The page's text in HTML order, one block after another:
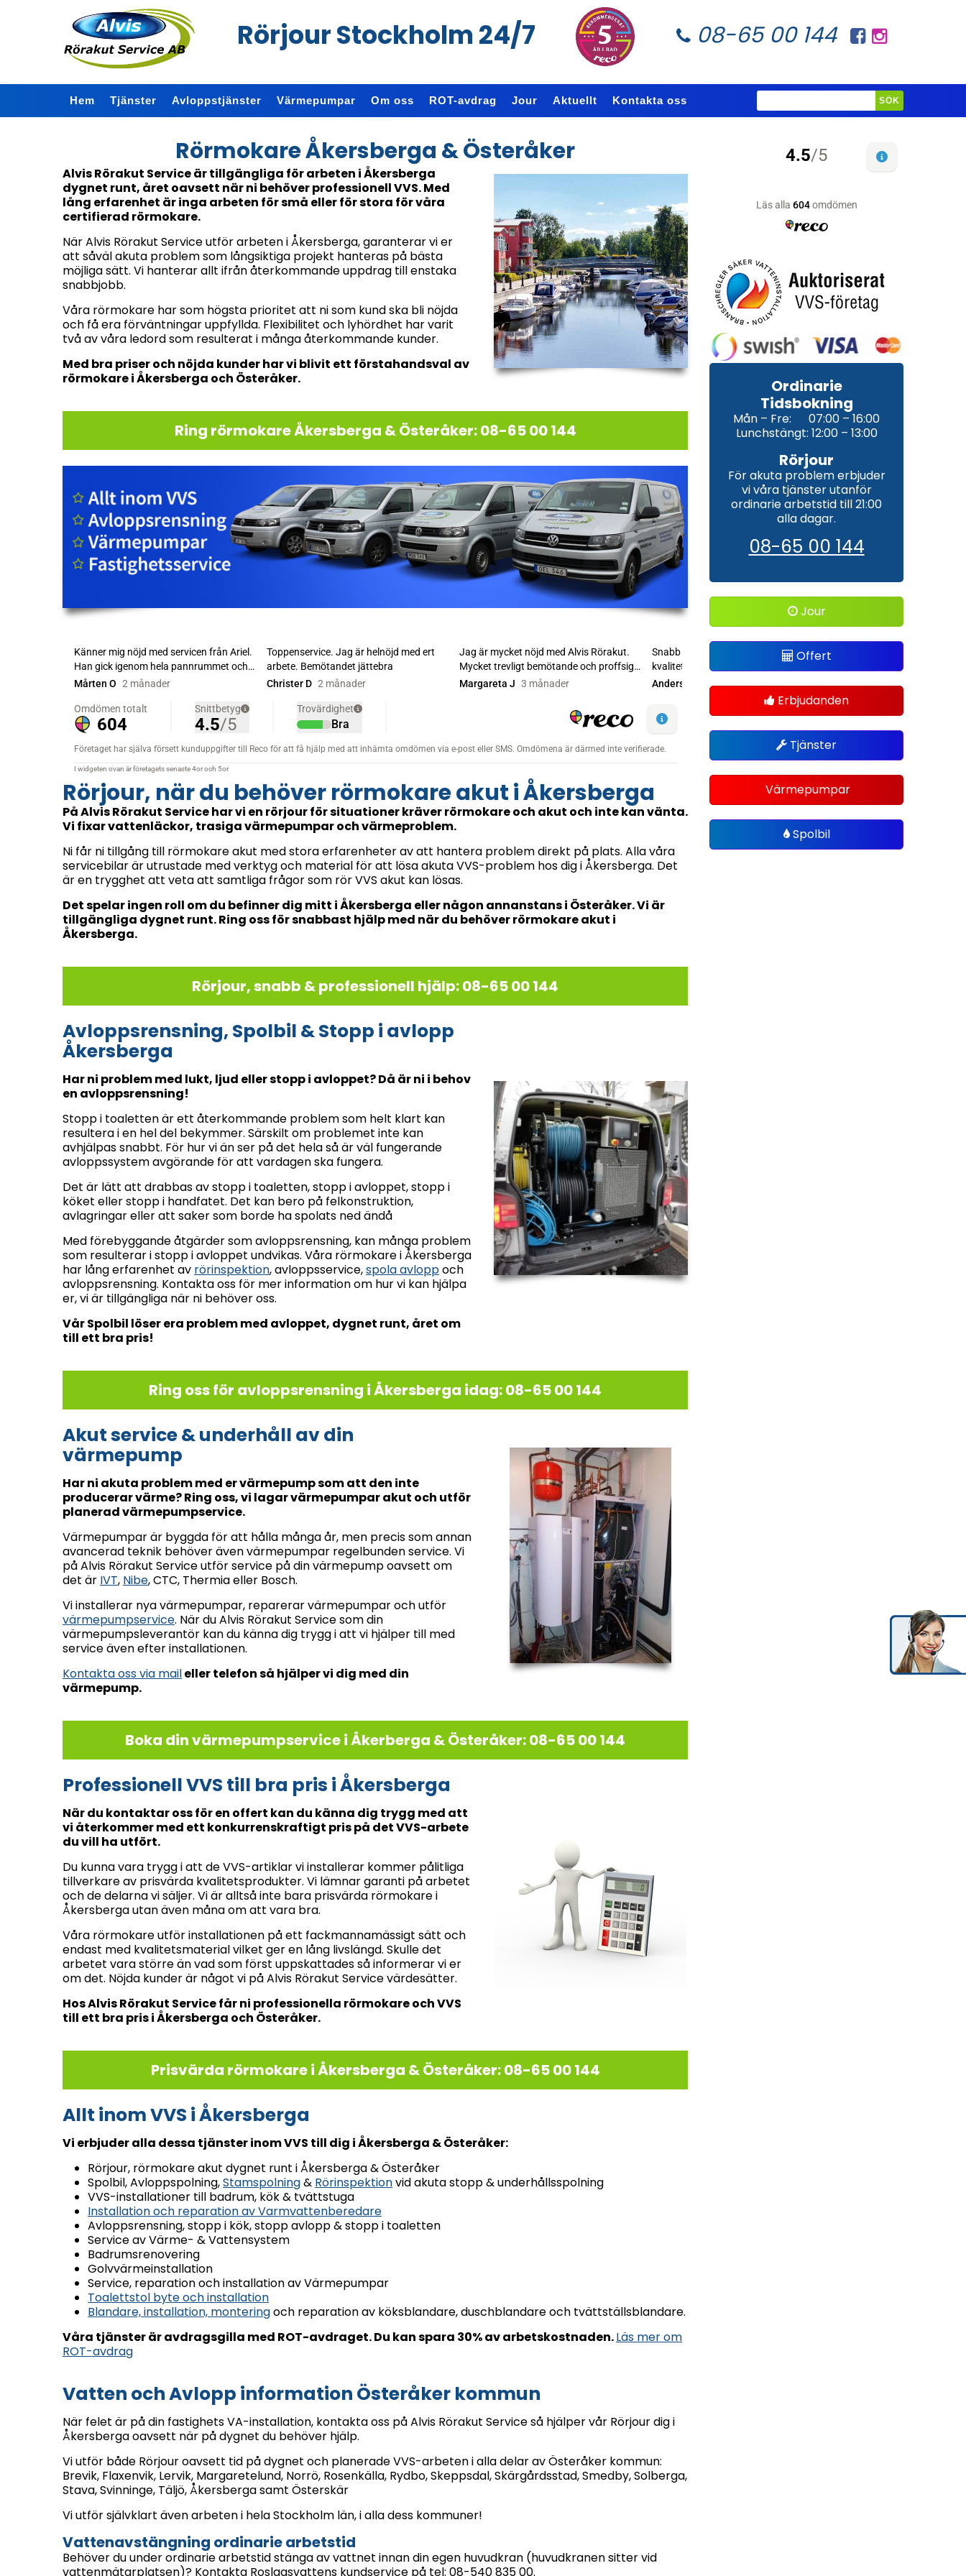
Rörjour Stockholm 24/7 08-65 00 144
Hem Tjänster Avloppstjänster Värmepumpar Om oss ROT-avdrag Jour Aktuellt Kontakta oss
Rörmokare Åkersberga & Österåker
Alvis Rörakut Service är tillgängliga för arbeten i Åkersberga
dygnet runt, året oavsett när ni behöver professionell VVS. Med
lång erfarenhet är inga arbeten för små eller för stora för våra
certifierad rörmokare.
När Alvis Rörakut Service utför arbeten i Åkersberga, garanterar vi er
att såväl akuta problem som långsiktiga projekt hanteras på bästa
möjliga sätt. Vi hanterar allt ifrån återkommande uppdrag till enstaka
snabbjobb.
Våra rörmokare har som högsta prioritet att ni som kund ska bli nöjda
och få era förväntningar uppfyllda. Flexibilitet och lyhördhet har varit
två av våra ledord som resulterat i många återkommande kunder.
Med bra priser och nöjda kunder har vi blivit ett förstahandsval av
rörmokare i Åkersberga och Österåker.
Ring rörmokare Åkersberga & Österåker: 08-65 00 144
Rörjour, när du behöver rörmokare akut i Åkersberga
På Alvis Rörakut Service har vi en rörjour för situationer kräver rörmokare och akut och inte kan vänta.
Vi fixar vattenläckor, trasiga värmepumpar och värmeproblem.
Ni får ni tillgång till rörmokare akut med stora erfarenheter av att hantera problem direkt på plats. Alla våra
servicebilar är utrustade med verktyg och material för att lösa akuta VVS-problem hos dig i Åkersberga. Det
är en trygghet att veta att samtliga frågor som rör VVS akut kan lösas.
Det spelar ingen roll om du befinner dig mitt i Åkersberga eller någon annanstans i Österåker. Vi är
tillgängliga dygnet runt. Ring oss för snabbast hjälp med när du behöver rörmokare akut i
Åkersberga.
Rörjour, snabb & professionell hjälp: 08-65 00 144
Avloppsrensning, Spolbil & Stopp i avlopp
Åkersberga
Har ni problem med lukt, ljud eller stopp i avloppet? Då är ni i behov
en avloppsrensning!
Stopp i toaletten är ett återkommande problem som helt klart kan
resultera i en hel del bekymmer. Särskilt om problemet inte kan
avhjälpas snabbt. För hur vi än ser på det hela så är väl fungerande
avloppssystem avgörande för att vardagen ska fungera.
Det är lätt att drabbas av stopp i toaletten, stopp i avloppet, stopp i
köket eller stopp i handfatet. Det kan bero på felkonstruktion,
avlagringar eller att saker som borde ha spolats ned ändå
Med förebyggande åtgärder som avloppsrensning, kan många problem
som resulterar i stopp i avloppet undvikas. Våra rörmokare i Åkersberga
har lång erfarenhet av rörinspektion, avloppsservice,spola avloppoch
avloppsrensning. Kontakta oss för mer information om hur vi kan hjälpa
er, vi är tillgängliga när ni behöver oss.
Vår Spolbil löser era problem med avloppet, dygnet runt, året om
till ett bra pris!
Ring oss för avloppsrensning i Åkersberga idag: 08-65 00 144
Akut service & underhåll av din
värmepump
Har ni akuta problem med er värmepump som att den inte
producerar värme? Ring oss, vi lagar värmepumpar akut och utför
planerad värmepumpservice.
Värmepumpar är byggda för att hålla många år, men precis som annan
avancerad teknik behöver även värmepumpar regelbunden service. Vi
på Alvis Rörakut Service utför service på din värmepump oavsett om
det är IVT, Nibe, CTC, Thermia eller Bosch.
Vi installerar nya värmepumpar, reparerar värmepumpar och utför
värmepumpservice. När du Alvis Rörakut Service som din
värmepumpsleverantör kan du känna dig trygg i att vi hjälper till med
service även efter installationen.
Kontakta oss via maileller telefon så hjälper vi dig med din
värmepump.
Boka din värmepumpservice i Åkerberga & Österåker: 08-65 00 144
Professionell VVS till bra pris i Åkersberga
När du kontaktar oss för en offert kan du känna dig trygg med att
vi återkommer med ett konkurrenskraftigt pris på det VVS-arbete
du vill ha utfört.
Du kunna vara trygg i att de VVS-artiklar vi installerar kommer pålitliga
tillverkare av prisvärda kvalitetsprodukter. Vi lämnar garanti på arbetet
och de delarna vi säljer. Vi är alltså inte bara prisvärda rörmokare i
Åkersberga utan även måna om att vara bra.
Våra rörmokare utför installationen på ett fackmannamässigt sätt och
endast med kvalitetsmaterial vilket ger en lång livslängd. Skulle det
arbetet vara större än vad som först uppskattades så informerar vi er
om det. Nöjda kunder är något vi på Alvis Rörakut Service värdesätter.
Hos Alvis Rörakut Service får ni professionella rörmokare och VVS
till ett bra pris i Åkersberga och Österåker.
Prisvärda rörmokare i Åkersberga & Österåker: 08-65 00 144
Allt inom VVS i Åkersberga
Vi erbjuder alla dessa tjänster inom VVS till dig i Åkersberga & Österåker:
Rörjour, rörmokare akut dygnet runt i Åkersberga & Österåker
Spolbil, Avloppspolning,Stamspolning& Rörinspektionvid akuta stopp & underhållsspolning
VVS-installationer till badrum, kök & tvättstuga
Installation och reparation av Varmvattenberedare
Avloppsrensning, stopp i kök, stopp avlopp & stopp i toaletten
Service av Värme- & Vattensystem
Badrumsrenovering
Golvvärmeinstallation
Service, reparation och installation av Värmepumpar
Toalettstol byte och installation
Blandare, installation, monteringoch reparation av köksblandare, duschblandare och tvättställsblandare.
Våra tjänster är avdragsgilla med ROT-avdraget. Du kan spara 30% av arbetskostnaden.Läs mer om
ROT-avdrag
Vatten och Avlopp information Österåker kommun
När felet är på din fastighets VA-installation, kontakta oss på Alvis Rörakut Service så hjälper vår Rörjour dig i
Åkersberga oavsett när på dygnet du behöver hjälp.
Vi utför både Rörjour oavsett tid på dygnet och planerade VVS-arbeten i alla delar av Österåker kommun:
Brevik, Flaxenvik, Lervik, Margaretelund, Norrö, Rosenkälla, Rydbo, Skeppsdal, Skärgårdsstad, Smedby, Solberga,
Stava, Svinninge, Täljö, Åkersberga samt Österskär
Vi utför självklart även arbeten i hela Stockholm län, i alla dess kommuner!
Vattenavstängning ordinarie arbetstid
Behöver du under ordinarie arbetstid stänga av vattnet innan din egen huvudkran (huvudkranen sitter vid
vattenmätarplatsen)? Kontakta Roslagsvattens kundservice på tel: 08-540 835 00.
Ordinarie
Tidsbokning
Mån – Fre: 07:00 – 16:00
Lunchstängt: 12:00 – 13:00
Rörjour
För akuta problem erbjuder
vi våra tjänster utanför
ordinarie arbetstid till 21:00
alla dagar.
08-65 00 144
Jour
Offert
Erbjudanden
Tjänster
Värmepumpar
Spolbil